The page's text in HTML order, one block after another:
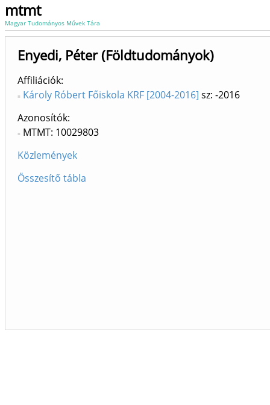
mtmt
Magyar Tudományos Művek Tára
Enyedi, Péter (Földtudományok)
Affiliációk
Károly Róbert Főiskola KRF [2004-2016] sz: -2016
Azonosítók
MTMT: 10029803
Közlemények
Összesítő tábla